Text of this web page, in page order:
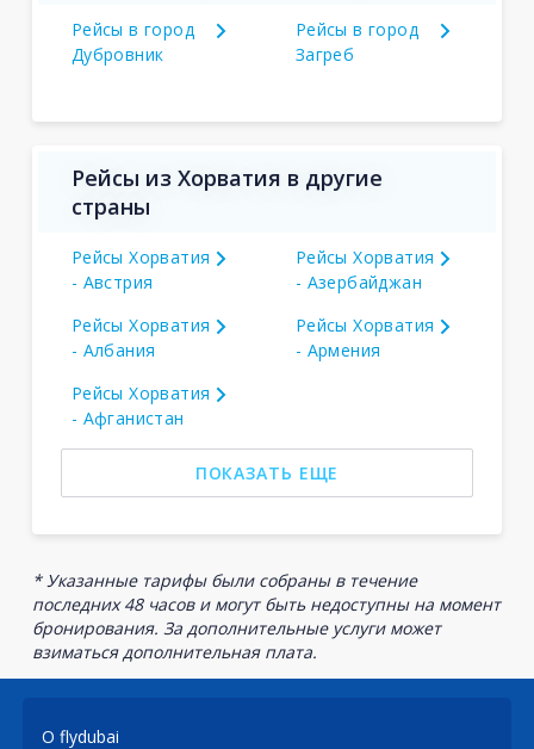
Рейсы в город
Дубровник
Рейсы в город
Загреб
Рейсы из Хорватия в другие
страны
Рейсы Хорватия
- Австрия
Рейсы Хорватия
- Азербайджан
Рейсы Хорватия
- Албания
Рейсы Хорватия
- Армения
Рейсы Хорватия
- Афганистан
ПОКАЗАТЬ ЕЩЕ
* Указанные тарифы были собраны в течение
последних 48 часов и могут быть недоступны на момент
бронирования. За дополнительные услуги может
взиматься дополнительная плата.
О flydubai